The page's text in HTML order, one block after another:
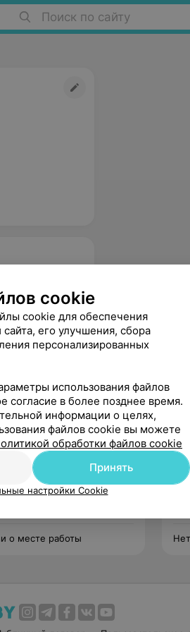
Поиск по сайту
СПА-
Наталья
отзывов
разряд
о месте работы
cookie
cookie для обеспечения
сайта, его улучшения, сбора
персонализированных
использования файлов
согласие в более позднее время.
информации о целях,
файлов cookie вы можете
обработки файлов cookie
Принять
настройки Cookie